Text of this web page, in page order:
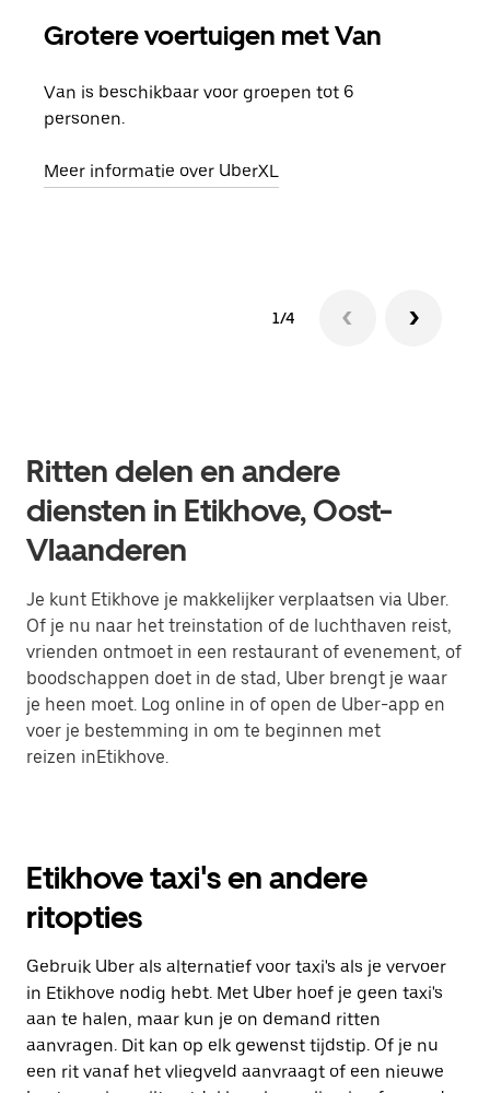
Grotere voertuigen met Van
Van is beschikbaar voor groepen tot 6
personen.
Meer informatie over UberXL
1/4
Ritten delen en andere
diensten in Etikhove, Oost-
Vlaanderen
Je kunt Etikhove je makkelijker verplaatsen via Uber.
Of je nu naar het treinstation of de luchthaven reist,
vrienden ontmoet in een restaurant of evenement, of
boodschappen doet in de stad, Uber brengt je waar
je heen moet. Log online in of open de Uber-app en
voer je bestemming in om te beginnen met
reizen inEtikhove.
Etikhove taxi's en andere
ritopties
Gebruik Uber als alternatief voor taxi's als je vervoer
in Etikhove nodig hebt. Met Uber hoef je geen taxi's
aan te halen, maar kun je on demand ritten
aanvragen. Dit kan op elk gewenst tijdstip. Of je nu
een rit vanaf het vliegveld aanvraagt of een nieuwe